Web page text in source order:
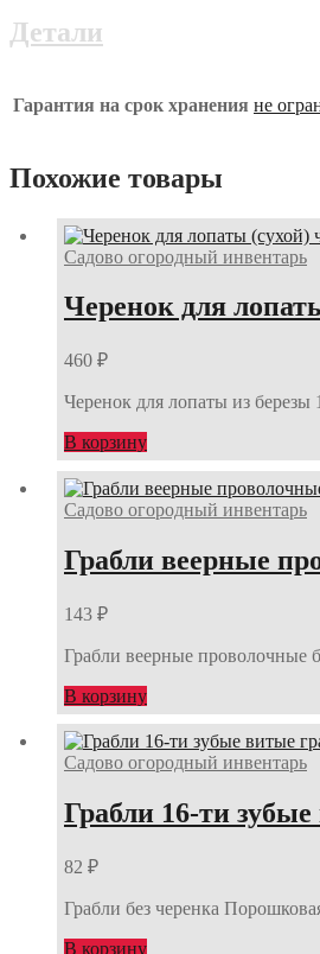
Детали
Гарантия на срок хранения не
Похожие товары
Садово огородный инвентарь
Черенок для
460 ₽
Черенок для лопаты из
В корзину
Садово огородный инвентарь
Грабли веерные
143 ₽
Грабли веерные проволочные
В корзину
Садово огородный инвентарь
Грабли 16-ти
82 ₽
Грабли без черенка
В корзину